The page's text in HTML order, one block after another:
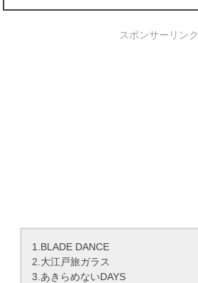
スポンサーリンク
1.BLADE DANCE
2.大江戸旅ガラス
3.あきらめないDAYS